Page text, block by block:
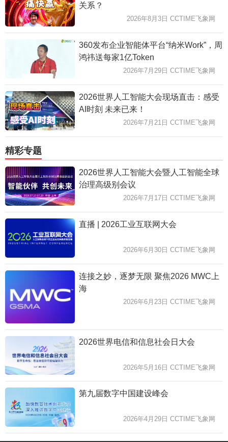
关系？
2026年8月3日 CCTIME飞象网
360发布企业智能体平台“纳米Work”，周
鸿祎送每家1亿Token
2026年7月29日 CCTIME飞象网
2026世界人工智能大会现场直击：感受
AI时刻 未来已来！
2026年7月21日 CCTIME飞象网
精彩专题
2026世界人工智能大会暨人工智能全球
治理高级别会议
2026年7月17日 CCTIME飞象网
直播 | 2026工业互联网大会
2026年6月30日 CCTIME飞象网
连接之妙，逐梦无限 聚焦2026 MWC上
海
2026年6月23日 CCTIME飞象网
2026世界电信和信息社会日大会
2026年5月16日 CCTIME飞象网
第九届数字中国建设峰会
2026年4月29日 CCTIME飞象网